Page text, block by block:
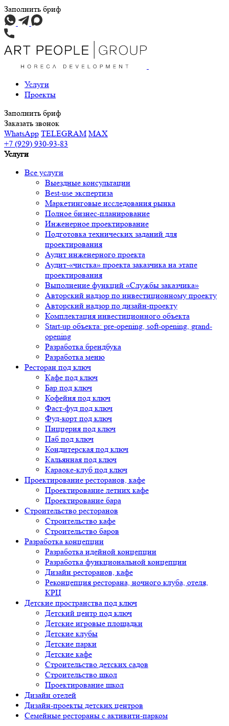
Заполнить бриф
Услуги
Проекты
Заполнить бриф
Заказать звонок
WhatsApp TELEGRAM MAX
+7 (929) 930-93-83
Услуги
Все услуги
Выездные консультации
Best-use экспертиза
Маркетинговые исследования рынка
Полное бизнес-планирование
Инженерное проектирование
Подготовка технических заданий для
проектирования
Аудит инженерного проекта
Аудит-«чистка» проекта заказчика на этапе
проектирования
Выполнение функций «Службы заказчика»
Авторский надзор по инвестиционному проекту
Авторский надзор по дизайн-проекту
Комплектация инвестиционного объекта
Start-up объекта: pre-opening, soft-opening, grand-
opening
Разработка брендбука
Разработка меню
Ресторан под ключ
Кафе под ключ
Бар под ключ
Кофейня под ключ
Фаст-фуд под ключ
Фуд-корт под ключ
Пиццерия под ключ
Паб под ключ
Кондитерская под ключ
Кальянная под ключ
Караоке-клуб под ключ
Проектирование ресторанов, кафе
Проектирование летних кафе
Проектирование бара
Строительство ресторанов
Строительство кафе
Строительство баров
Разработка концепции
Разработка идейной концепции
Разработка функциональной концепции
Дизайн ресторанов, кафе
Реконцепция ресторана, ночного клуба, отеля,
КРЦ
Детские пространства под ключ
Детский центр под ключ
Детские игровые площадки
Детские клубы
Детские парки
Детские кафе
Строительство детских садов
Строительство школ
Проектирование школ
Дизайн отелей
Дизайн-проекты детских центров
Семейные рестораны с активити-парком